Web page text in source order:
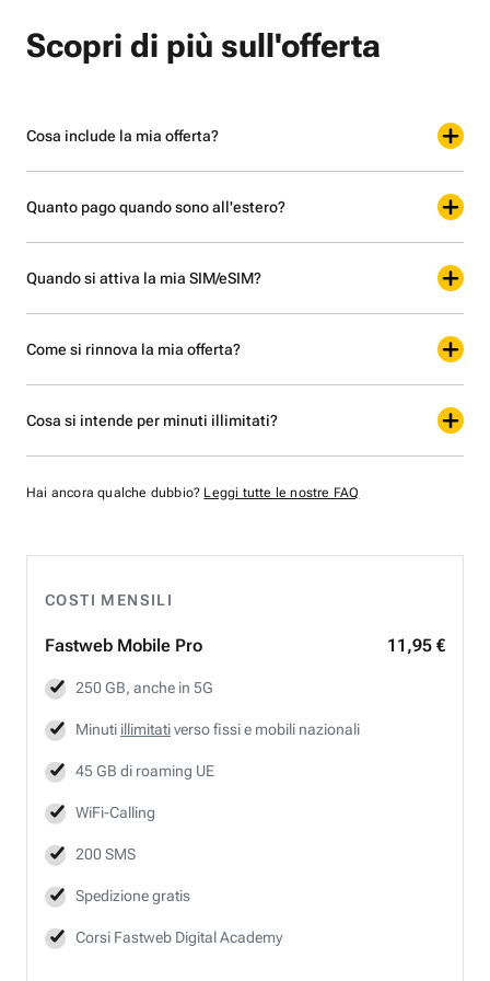
COSTI MENSILI
Fastweb Mobile Pro 11,95 €
250 GB, anche in 5G
Minuti illimitativerso fissi e mobili nazionali
45 GB di roaming UE
WiFi-Calling
200 SMS
Spedizione gratis
Corsi Fastweb Digital Academy
Scopri di più sull'offerta
Cosa include la mia offerta?
Quanto pago quando sono all'estero?
Quando si attiva la mia SIM/eSIM?
Come si rinnova la mia offerta?
Cosa si intende per minuti illimitati?
Hai ancora qualche dubbio? Leggi tutte le nostre FAQ